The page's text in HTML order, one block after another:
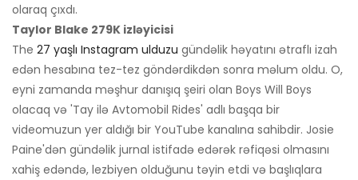
olaraq çıxdı.
Taylor Blake 279K izləyicisi
The 27 yaşlı Instagram ulduzu gündəlik həyatını ətraflı izah
edən hesabına tez-tez göndərdikdən sonra məlum oldu. O,
eyni zamanda məşhur danışıq şeiri olan Boys Will Boys
olacaq və 'Tay ilə Avtomobil Rides' adlı başqa bir
videomuzun yer aldığı bir YouTube kanalına sahibdir. Josie
Paine'dən gündəlik jurnal istifadə edərək rəfiqəsi olmasını
xahiş edəndə, lezbiyen olduğunu təyin etdi və başlıqlara